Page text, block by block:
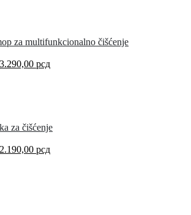
za multifunkcionalno čišćenje
3.290,00 рсд
za čišćenje
2.190,00 рсд